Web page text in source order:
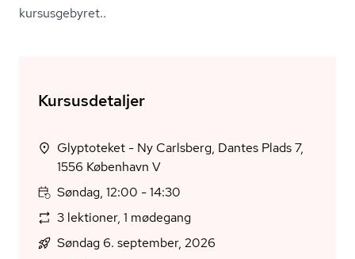
kursusgebyret..
Kursusdetaljer
Glyptoteket - Ny Carlsberg, Dantes Plads 7,
1556 København V
Søndag, 12:00 - 14:30
3 lektioner, 1 mødegang
Søndag 6. september, 2026